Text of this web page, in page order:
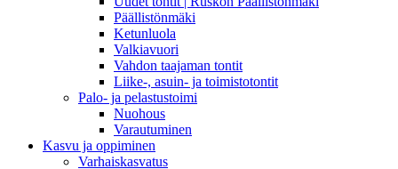
Päällistönmäki
Ketunluola
Valkiavuori
Vahdon taajaman tontit
Liike-, asuin- ja toimistotontit
Palo- ja pelastustoimi
Nuohous
Varautuminen
Kasvu ja oppiminen
Varhaiskasvatus